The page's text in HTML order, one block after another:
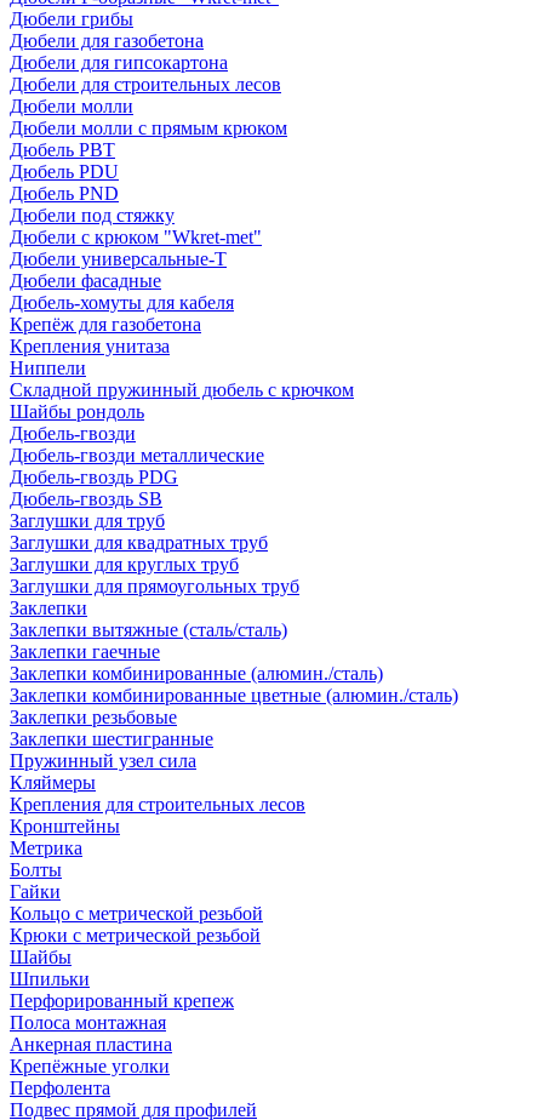
Дюбели грибы
Дюбели для газобетона
Дюбели для гипсокартона
Дюбели для строительных лесов
Дюбели молли
Дюбели молли с прямым крюком
Дюбель PBT
Дюбель PDU
Дюбель PND
Дюбели под стяжку
Дюбели с крюком "Wkret-met"
Дюбели универсальные-Т
Дюбели фасадные
Дюбель-хомуты для кабеля
Крепёж для газобетона
Крепления унитаза
Ниппели
Складной пружинный дюбель с крючком
Шайбы рондоль
Дюбель-гвозди
Дюбель-гвозди металлические
Дюбель-гвоздь PDG
Дюбель-гвоздь SB
Заглушки для труб
Заглушки для квадратных труб
Заглушки для круглых труб
Заглушки для прямоугольных труб
Заклепки
Заклепки вытяжные (сталь/сталь)
Заклепки гаечные
Заклепки комбинированные (алюмин./сталь)
Заклепки комбинированные цветные (алюмин./сталь)
Заклепки резьбовые
Заклепки шестигранные
Пружинный узел сила
Кляймеры
Крепления для строительных лесов
Кронштейны
Метрика
Болты
Гайки
Кольцо с метрической резьбой
Крюки с метрической резьбой
Шайбы
Шпильки
Перфорированный крепеж
Полоса монтажная
Анкерная пластина
Крепёжные уголки
Перфолента
Подвес прямой для профилей